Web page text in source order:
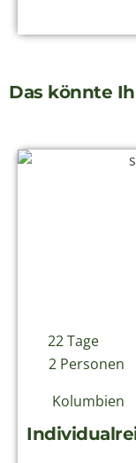
Das könnte
22 Tage
2 Personen
Kolumbien